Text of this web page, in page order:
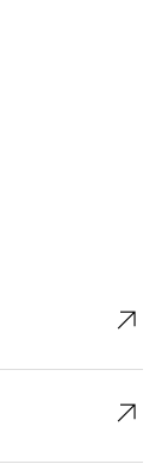
↗︎
↗︎